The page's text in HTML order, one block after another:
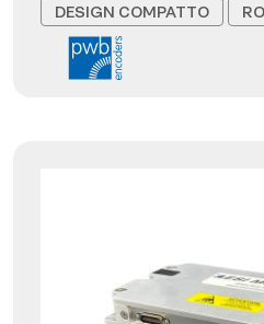
DESIGN COMPATTO